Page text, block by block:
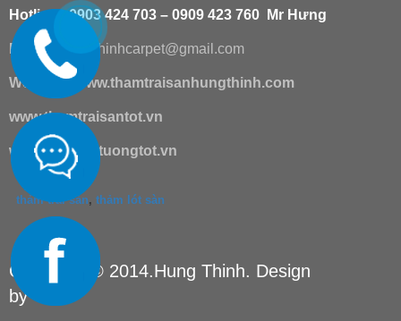
Hotline : 0903 424 703 – 0909 423 760 Mr Hưng
Email : hungthinhcarpet@gmail.com
Website: www.thamtraisanhungthinh.com
www.thamtraisantot.vn
www.giaydantuongtot.vn
thảm trải sàn, thảm lót sàn
Copyright © 2014.Hung Thinh. Design
byTSM